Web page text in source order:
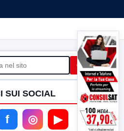
Cerca
SUI SOCIAL
f ◎ ▶